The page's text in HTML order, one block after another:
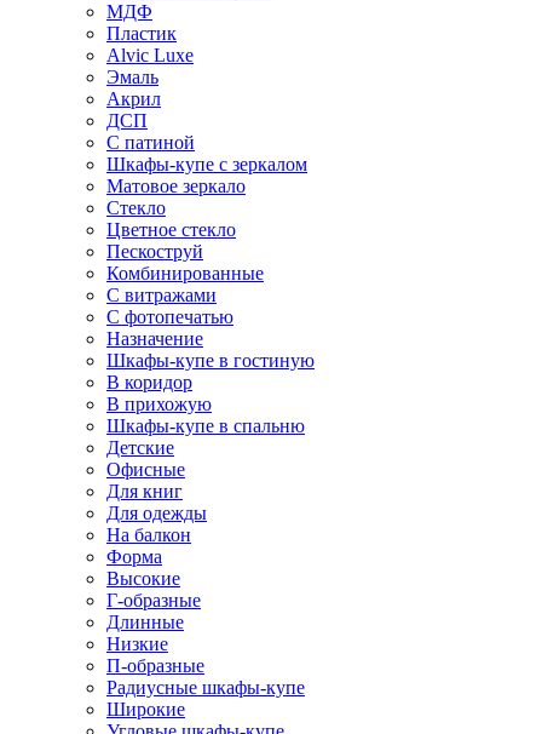
МДФ
Пластик
Alvic Luxe
Эмаль
Акрил
ДСП
С патиной
Шкафы-купе с зеркалом
Матовое зеркало
Стекло
Цветное стекло
Пескоструй
Комбинированные
С витражами
С фотопечатью
Назначение
Шкафы-купе в гостиную
В коридор
В прихожую
Шкафы-купе в спальню
Детские
Офисные
Для книг
Для одежды
На балкон
Форма
Высокие
Г-образные
Длинные
Низкие
П-образные
Радиусные шкафы-купе
Широкие